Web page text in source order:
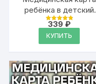
ребёнка в детский
сад и школу большая,
А4
Оценка
из 5
339₽
КУПИТЬ